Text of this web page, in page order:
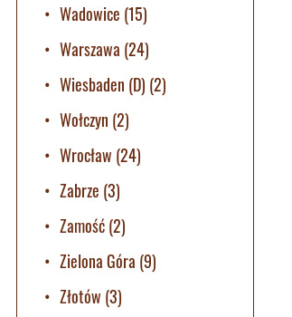
Wadowice (15)
Warszawa (24)
Wiesbaden (D) (2)
Wołczyn (2)
Wrocław (24)
Zabrze (3)
Zamość(2)
Zielona Góra (9)
Złotów (3)